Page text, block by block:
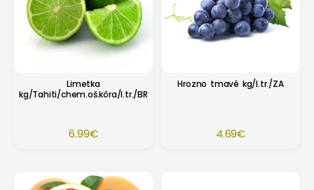
Limetka
kg/Tahiti/chem.oš.kôra/I.tr./BR
6.99€
Hrozno tmavé kg/I.tr./ZA
4.69€